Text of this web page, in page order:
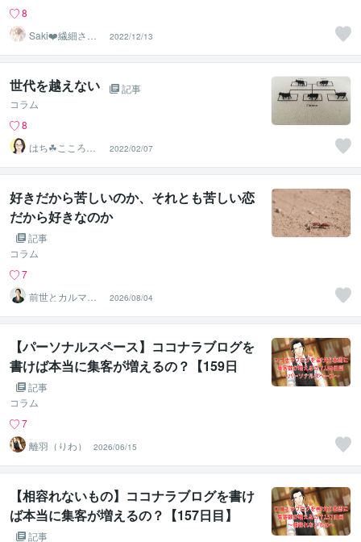
8
Saki❤️繊細さん
のハッピーサポ
ーター
2022/12/13
世代を越えない
記事
コラム
8
はち☘こころの
サポーター❤
2022/02/07
好きだから苦しいのか、それとも苦しい恋
だから好きなのか
記事
コラム
7
前世とカルマの
翻訳者 Haku
2026/08/04
【パーソナルスペース】ココナラブログを
書けば本当に集客が増えるの？【159日
目】記事
コラム
7
離羽（りわ）
2026/06/15
【相容れないもの】ココナラブログを書け
ば本当に集客が増えるの？【157日目】
記事